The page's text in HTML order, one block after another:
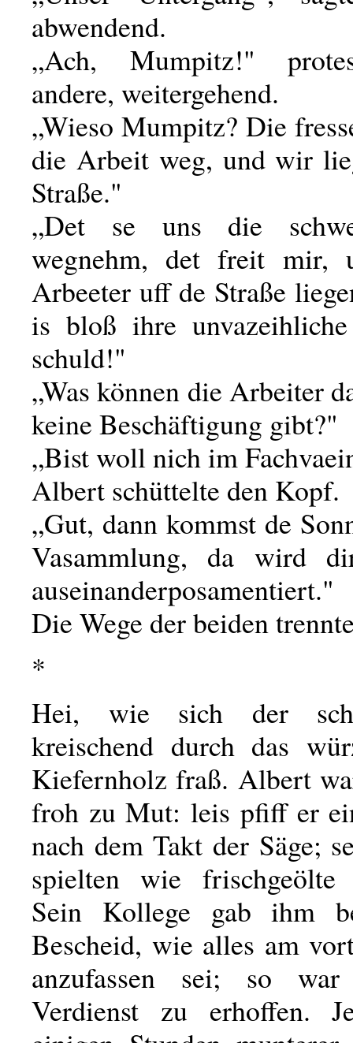
abwendend.
„Ach, Mumpitz!"
andere, weitergehend.
„Wieso Mumpitz? Die
die Arbeit weg, und wir
Straße."
„Det se uns die
wegnehm, det freit mir,
Arbeeter uff de Straße
is bloß ihre
schuld!"
„Was können die Arbeiter
keine Beschäftigung gibt?"
„Bist woll nich im
Albert schüttelte den Kopf.
„Gut, dann kommst de
Vasammlung, da wird
auseinanderposamentiert."
Die Wege der beiden
*
Hei, wie sich der
kreischend durch das
Kiefernholz fraß. Albert
froh zu Mut: leis pfiff er
nach dem Takt der Säge;
spielten wie frischgeölte
Sein Kollege gab ihm
Bescheid, wie alles am
anzufassen sei; so
Verdienst zu erhoffen.